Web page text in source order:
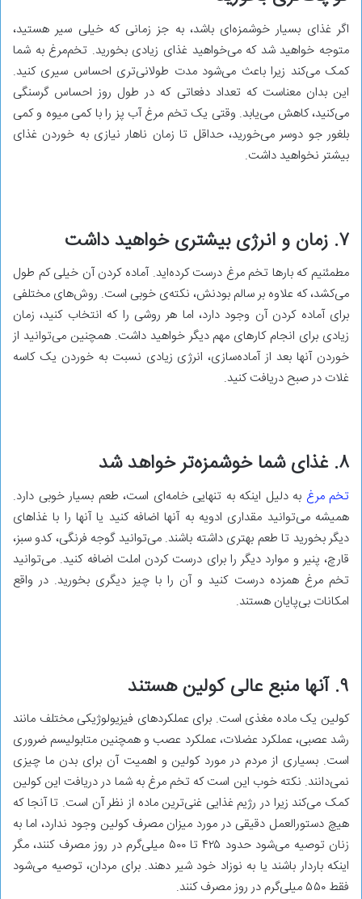
اگر غذای بسیار خوشمزه‌ای باشد، به جز زمانی که خیلی سیر هستید،
متوجه خواهید شد که می‌خواهید غذای زیادی بخورید. تخم‌مرغ به شما
کمک می‌کند زیرا باعث می‌شود مدت طولانی‌تری احساس سیری کنید.
این بدان معناست که تعداد دفعاتی که در طول روز احساس گرسنگی
می‌کنید، کاهش می‌یابد. وقتی یک تخم مرغ آب پز را با کمی میوه و کمی
بلغور جو دوسر می‌خورید، حداقل تا زمان ناهار نیازی به خوردن غذای
بیشتر نخواهید داشت.
۷. زمان و انرژی بیشتری خواهید داشت
مطمئنیم که بارها تخم مرغ درست کرده‌اید. آماده کردن آن خیلی کم طول
می‌کشد، که علاوه بر سالم بودنش، نکته‌ی خوبی است. روش‌های مختلفی
برای آماده کردن آن وجود دارد، اما هر روشی را که انتخاب کنید، زمان
زیادی برای انجام کارهای مهم دیگر خواهید داشت. همچنین می‌توانید از
خوردن آنها بعد از آماده‌سازی، انرژی زیادی نسبت به خوردن یک کاسه
غلات در صبح دریافت کنید.
۸. غذای شما خوشمزه‌تر خواهد شد
تخم مرغ به دلیل اینکه به تنهایی خامه‌ای است، طعم بسیار خوبی دارد.
همیشه می‌توانید مقداری ادویه به آنها اضافه کنید یا آنها را با غذاهای
دیگر بخورید تا طعم بهتری داشته باشند. می‌توانید گوجه فرنگی، کدو سبز،
قارچ، پنیر و موارد دیگر را برای درست کردن املت اضافه کنید. می‌توانید
تخم مرغ همزده درست کنید و آن را با چیز دیگری بخورید. در واقع
امکانات بی‌پایان هستند.
۹. آنها منبع عالی کولین هستند
کولین یک ماده مغذی است. برای عملکردهای فیزیولوژیکی مختلف مانند
رشد عصبی، عملکرد عضلات، عملکرد عصب و همچنین متابولیسم ضروری
است. بسیاری از مردم در مورد کولین و اهمیت آن برای بدن ما چیزی
نمی‌دانند. نکته خوب این است که تخم مرغ به شما در دریافت این کولین
کمک می‌کند زیرا در رژیم غذایی غنی‌ترین ماده از نظر آن است. تا آنجا که
هیچ دستورالعمل دقیقی در مورد میزان مصرف کولین وجود ندارد، اما به
زنان توصیه می‌شود حدود ۴۲۵ تا ۵۰۰ میلی‌گرم در روز مصرف کنند، مگر
اینکه باردار باشند یا به نوزاد خود شیر دهند. برای مردان، توصیه می‌شود
فقط ۵۵۰ میلی‌گرم در روز مصرف کنند.